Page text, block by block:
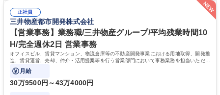
国策事業です。「GOOD LUCK TRIP」は、海外旅行ガイドブックと同様
に、インバウンドのトップブランドに成長しております■旅が業務であ
り、日常です。旅好きにはこれ以上ない環境です 募集職種 【企画営業/行
政・企業向け観光推進支援】旅行ガイドブック『地球の歩き方』
ることが可能です。 ■国内旅行ガイドブックは立ち上げ間もない新規事業
であり、「地球の歩き方」としてどう取り組むか、共に形を作るコアメン
バーとして活躍いただきます。 学歴・資格 学歴：大学院 大学 語学力： 資
格：
正社員
三井物産都市開発株式会社
【営業事務】業務職/三井物産グループ/平均残業時間10
H/完全週休2日 営業事務
オフィスビル、賃貸マンション、物流倉庫等の不動産開発事業における用地取得、開発推
進、賃貸運営、売却、仲介・活用提案等を行う営業部門において事務業務を担当いただき
ます。
月給
30万9500円～43万4000円